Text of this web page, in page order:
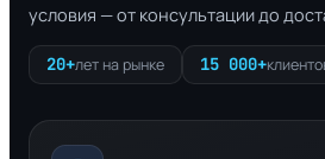
условия — от консультации до
20+лет на рынке 15 000+